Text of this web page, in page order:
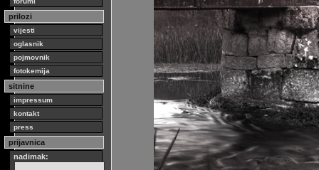
prilozi
vijesti
oglasnik
pojmovnik
fotokemija
sitnine
impressum
kontakt
press
prijavnica
nadimak: